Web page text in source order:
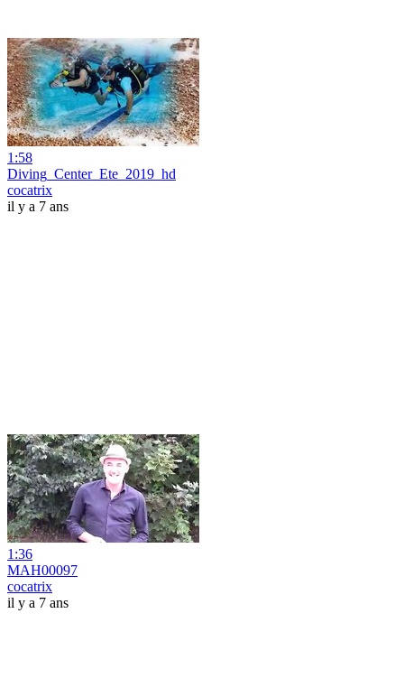
1:58
Diving_Center_Ete_2019_hd
cocatrix
il y a 7 ans
1:36
MAH00097
cocatrix
il y a 7 ans